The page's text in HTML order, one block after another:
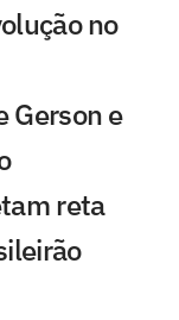
no
Gerson e
reta